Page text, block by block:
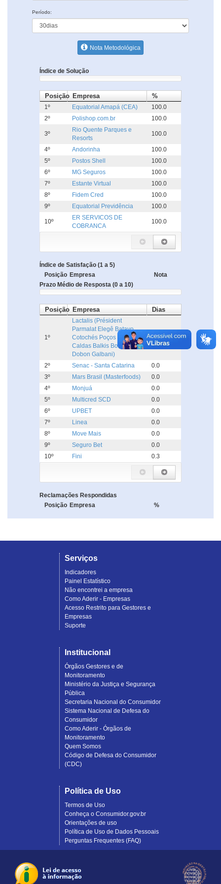
Período:
Nota Metodológica
Índice de Solução
Posição Empresa %
1º Equatorial Amapá (CEA)
100.0
2º
Polishop.com.br 100.0
3º
Rio Quente Parques e
Resorts
100.0
4º Andorinha
100.0
5º
Postos Shell
100.0
6º
MG Seguros
100.0
7º
Estante Virtual
100.0
8º
Fidem Cred
100.0
9º
Equatorial Previdência 100.0
10º
ER SERVICOS DE
COBRANCA
100.0
Índice de Satisfação (1 a 5)
Posição Empresa
Nota
Prazo Médio de Resposta (0 a 10)
Posição Empresa Dias
1º
Lactalis (Président
Parmalat Elegê Batavo
Cotochés Poços de
Caldas Balkis Boa Nata
Dobon Galbani)
0.0
2º Senac - Santa Catarina
0.0
3º
Mars Brasil (Masterfoods)
0.0
4º
Monjuá
0.0
5º
Multicred SCD
0.0
6º
UPBET
0.0
7º
Linea
0.0
8º
Move Mais
0.0
9º
Seguro Bet
0.0
10º
Fini 0.3
Reclamações Respondidas
Posição Empresa %
Serviços
Indicadores
Painel Estatístico
Não encontrei a empresa
Como Aderir - Empresas
Acesso Restrito para Gestores e
Empresas
Suporte
Institucional
Órgãos Gestores e de
Monitoramento
Ministério da Justiça e Segurança
Pública
Secretaria Nacional do Consumidor
Sistema Nacional de Defesa do
Consumidor
Como Aderir - Órgãos de
Monitoramento
Quem Somos
Código de Defesa do Consumidor
(CDC)
Política de Uso
Termos de Uso
Conheça o Consumidor.gov.br
Orientações de uso
Política de Uso de Dados Pessoais
Perguntas Frequentes (FAQ)